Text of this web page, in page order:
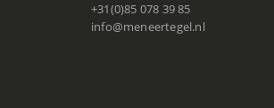
+31(0)85 078 39 85
info@meneertegel.nl